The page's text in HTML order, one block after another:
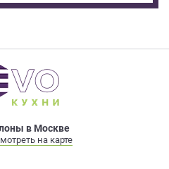
в Москве
на карте